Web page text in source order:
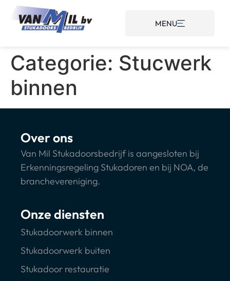
MENU
Categorie: Stucwerk
binnen
Over ons
Van Mil Stukadoorsbedrijf is aangesloten bij
Erkenningsregeling Stukadoren en bij NOA, de
branchevereniging.
Onze diensten
Stukadoorwerk binnen
Stukadoorwerk buiten
Stukadoor restauratie